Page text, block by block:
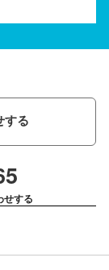
する
せする